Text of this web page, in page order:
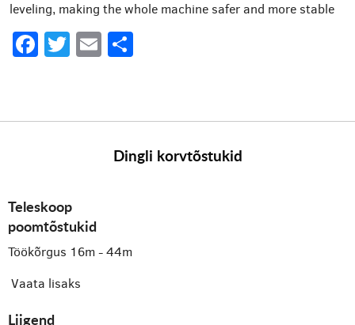
leveling, making the whole machine safer and more stable
Facebook
Twitter
Email
Dingli korvtõstukid
Teleskoop
poomtõstukid
Töökõrgus 16m - 44m
Vaata lisaks
Liigend